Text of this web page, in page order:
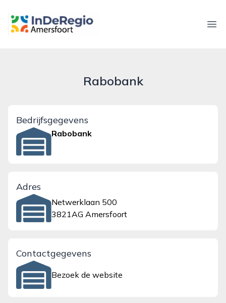
inderegioamersfoort.nl
Rabobank
Bedrijfsgegevens
Rabobank
Adres
Netwerklaan 500
3821AG Amersfoort
Contactgegevens
Bezoek de website